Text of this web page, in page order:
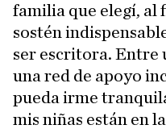
familia que elegí, al
sostén
ser escritora. Entre
una red de apoyo
pueda irme
mis niñas están en